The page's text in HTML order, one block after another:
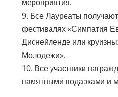
мероприятия.
9. Все Лауреаты
фестивалях «Симпатия
Диснейленде или
Молодежи».
10. Все участники
памятными подарками и